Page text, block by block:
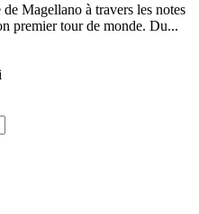
Magellano à travers les notes
premier tour de monde. Du...